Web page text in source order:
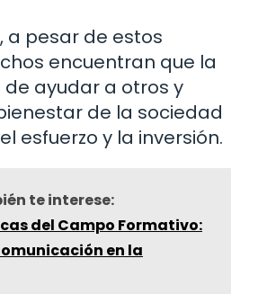
a pesar de estos
encuentran que la
ayudar a otros y
de la sociedad
esfuerzo y la inversión.
te interese:
del Campo Formativo:
en la